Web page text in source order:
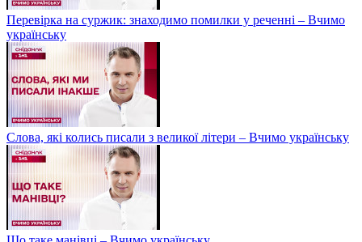
Перевірка на суржик: знаходимо помилки у реченні – Вчимо
українську
Слова, які колись писали з великої літери – Вчимо українську